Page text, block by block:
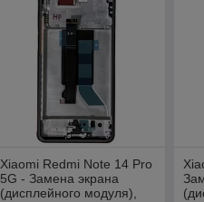
Xiaomi Redmi Note 14 Pro
5G - Замена экрана
(дисплейного модуля),